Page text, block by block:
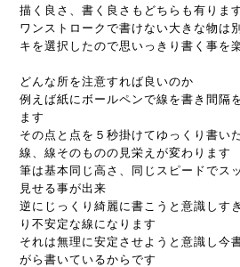
描く良さ、書く良さもどちらも有りま
ワンストロークで書けない大きな物は
キを選択したので思いっきり書く事を
どんな所を注意すれば良いのか
例えば紙にボールペンで線を書き間隔
ます
その点と点を５秒掛けてゆっくり書い
線、線そのものの見栄えが変わります
筆は基本同じ高さ、同じスピードでス
見せる事が出来
逆にじっくり綺麗に書こうと意識しす
り不安定な線になります
それは無理に安定させようと意識し 今
がら書いているからです